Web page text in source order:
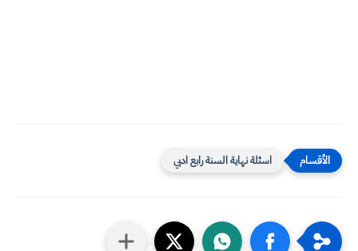
اسئلة نهاية السنة رابع ادبي